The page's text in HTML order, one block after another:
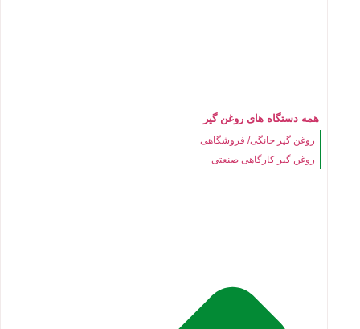
همه دستگاه های روغن گیر
روغن گیر خانگی/ فروشگاهی
روغن گیر کارگاهی صنعتی